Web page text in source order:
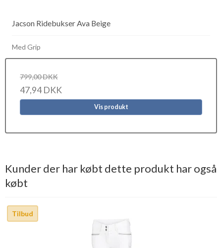
Jacson Ridebukser Ava Beige
Med Grip
799,00 DKK
47,94 DKK
Vis produkt
Kunder der har købt dette produkt har også
købt
Tilbud